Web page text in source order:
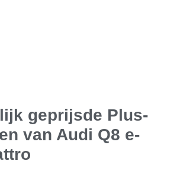
geprijsde Plus-
van Audi Q8 e-